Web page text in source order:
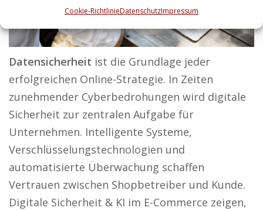
Cookie-RichtlinieDatenschutzImpressum
Datensicherheit ist die Grundlage jeder
erfolgreichen Online-Strategie. In Zeiten
zunehmender Cyberbedrohungen wird digitale
Sicherheit zur zentralen Aufgabe für
Unternehmen. Intelligente Systeme,
Verschlüsselungstechnologien und
automatisierte Überwachung schaffen
Vertrauen zwischen Shopbetreiber und Kunde.
Digitale Sicherheit & KI im E-Commerce zeigen,